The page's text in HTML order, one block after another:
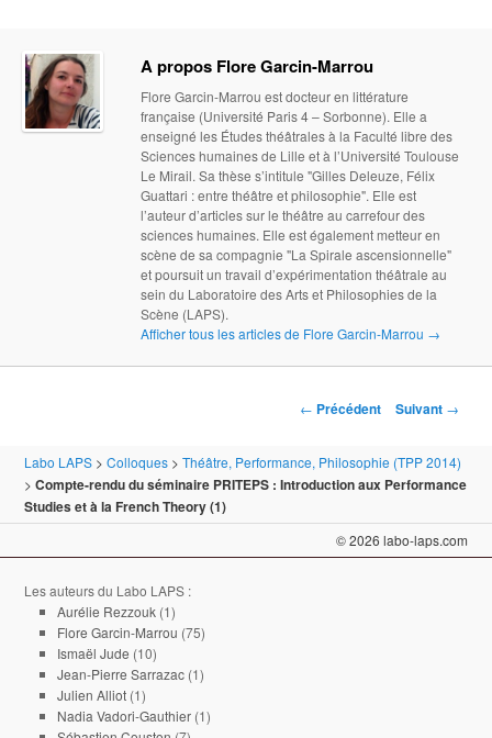
A propos Flore Garcin-Marrou
Flore Garcin-Marrou est docteur en littérature
française (Université Paris 4 – Sorbonne). Elle a
enseigné les Études théâtrales à la Faculté libre des
Sciences humaines de Lille et à l’Université Toulouse
Le Mirail. Sa thèse s’intitule "Gilles Deleuze, Félix
Guattari : entre théâtre et philosophie". Elle est
l’auteur d’articles sur le théâtre au carrefour des
sciences humaines. Elle est également metteur en
scène de sa compagnie "La Spirale ascensionnelle"
et poursuit un travail d’expérimentation théâtrale au
sein du Laboratoire des Arts et Philosophies de la
Scène (LAPS).
Afficher tous les articles de Flore Garcin-Marrou →
Navigation des articles
← Précédent Suivant →
Labo LAPS >Colloques >Théâtre, Performance, Philosophie (TPP 2014)
>Compte-rendu du séminaire PRITEPS : Introduction aux Performance
Studies et à la French Theory (1)
© 2026 labo-laps.com
Les auteurs du Labo LAPS :
Aurélie Rezzouk (1)
Flore Garcin-Marrou (75)
Ismaël Jude (10)
Jean-Pierre Sarrazac (1)
Julien Alliot (1)
Nadia Vadori-Gauthier (1)